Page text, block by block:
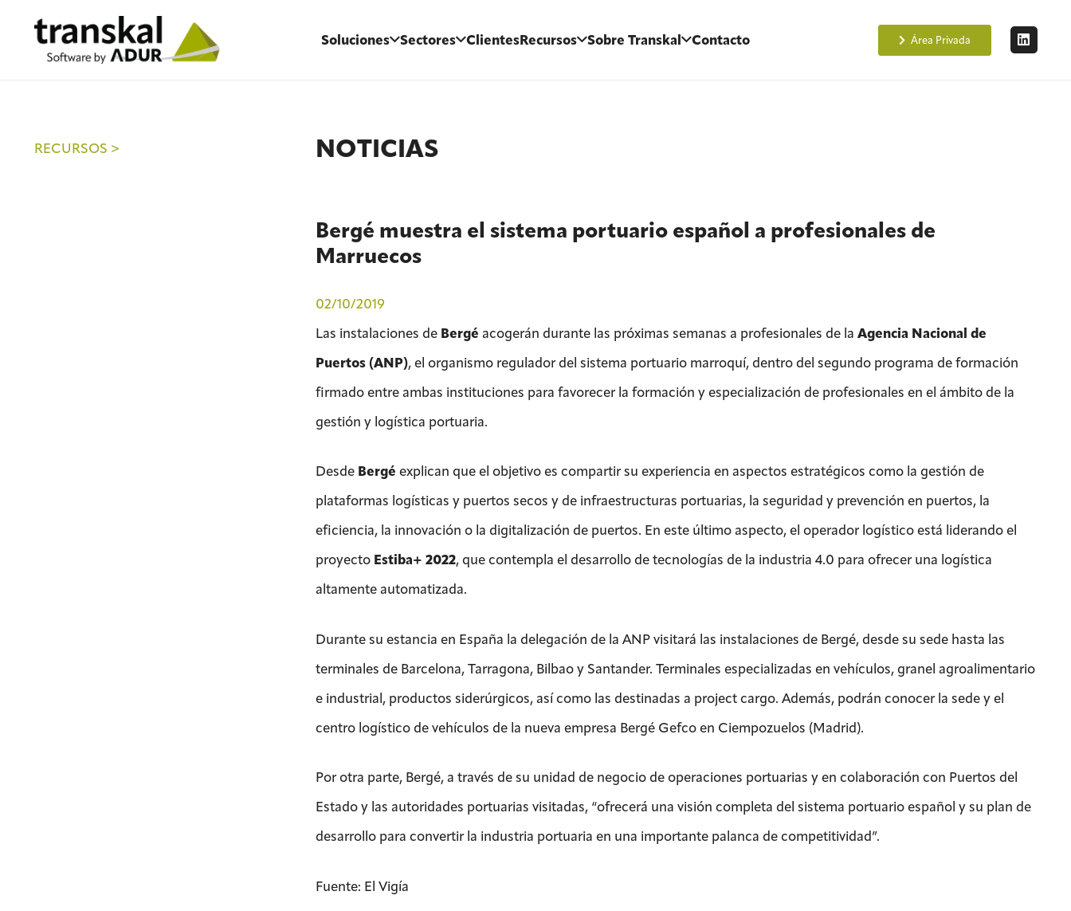
Soluciones Sectores ClientesRecursos Sobre Transkal Contacto Área Privada
RECURSOS > NOTICIAS
Bergé muestra el sistema portuario español a profesionales de
Marruecos
02/10/2019
Las instalaciones de Bergé acogerán durante las próximas semanas a profesionales de la Agencia Nacional de
Puertos (ANP), el organismo regulador del sistema portuario marroquí, dentro del segundo programa de formación
firmado entre ambas instituciones para favorecer la formación y especialización de profesionales en el ámbito de la
gestión y logística portuaria.
Desde Bergé explican que el objetivo es compartir su experiencia en aspectos estratégicos como la gestión de
plataformas logísticas y puertos secos y de infraestructuras portuarias, la seguridad y prevención en puertos, la
eficiencia, la innovación o la digitalización de puertos. En este último aspecto, el operador logístico está liderando el
proyecto Estiba+ 2022, que contempla el desarrollo de tecnologías de la industria 4.0 para ofrecer una logística
altamente automatizada.
Durante su estancia en España la delegación de la ANP visitará las instalaciones de Bergé, desde su sede hasta las
terminales de Barcelona, Tarragona, Bilbao y Santander. Terminales especializadas en vehículos, granel agroalimentario
e industrial, productos siderúrgicos, así como las destinadas a project cargo. Además, podrán conocer la sede y el
centro logístico de vehículos de la nueva empresa Bergé Gefco en Ciempozuelos (Madrid).
Por otra parte, Bergé, a través de su unidad de negocio de operaciones portuarias y en colaboración con Puertos del
Estado y las autoridades portuarias visitadas, “ofrecerá una visión completa del sistema portuario español y su plan de
desarrollo para convertir la industria portuaria en una importante palanca de competitividad”.
Fuente: El Vigía